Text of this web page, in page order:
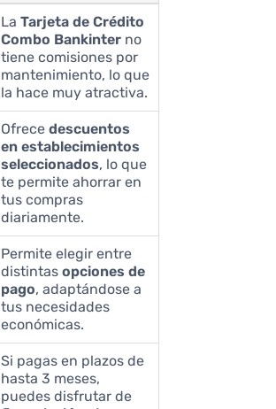
La Tarjeta de Crédito
Combo Bankinter no
tiene comisiones por
mantenimiento, lo que
la hace muy atractiva.
Ofrece descuentos
en establecimientos
seleccionados, lo que
te permite ahorrar en
tus compras
diariamente.
Permite elegir entre
distintas opciones de
pago, adaptándose a
tus necesidades
económicas.
Si pagas en plazos de
hasta 3 meses,
puedes disfrutar de